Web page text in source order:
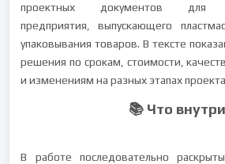
проектных документов для
предприятия, выпускающего
упаковывания товаров. В тексте
решения по срокам, стоимости,
и изменениям на разных этапах
📚 Что внутри
В работе последовательно